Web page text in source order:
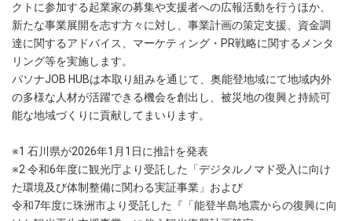
クトに参加する起業家の募集や支援者への広報活動を行うほか、
新たな事業展開を志す方々に対し、事業計画の策定支援、資金調
達に関するアドバイス、マーケティング・PR戦略に関するメンタ
リング等を実施します。
パソナJOB HUBは本取り組みを通じて、奥能登地域にて地域内外
の多様な人材が活躍できる機会を創出し、被災地の復興と持続可
能な地域づくりに貢献してまいります。
※1 石川県が2026年1月1日に推計を発表
※2 令和6年度に観光庁より受託した「デジタルノマド受入に向け
た環境及び体制整備に関わる実証事業」および
令和7年度に珠洲市より受託した『「能登半島地震からの復興に向